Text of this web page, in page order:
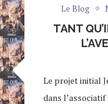
Le Blog
TANT
Le projet initial
dans